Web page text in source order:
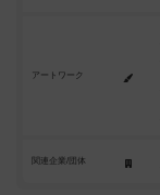
アートワーク
関連企業/団体